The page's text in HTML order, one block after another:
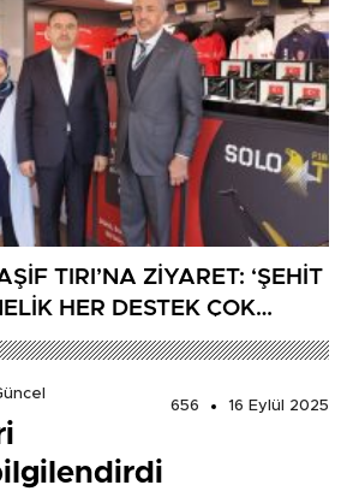
TIRI’NA ZİYARET: ‘ŞEHİT
HER DESTEK ÇOK
656
16 Eylül 2025